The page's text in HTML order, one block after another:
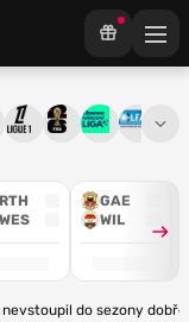
RTH
WES
GAE
WIL
A
Ligue 1Mistrovství světa
Chance3. ČFL
do sezony